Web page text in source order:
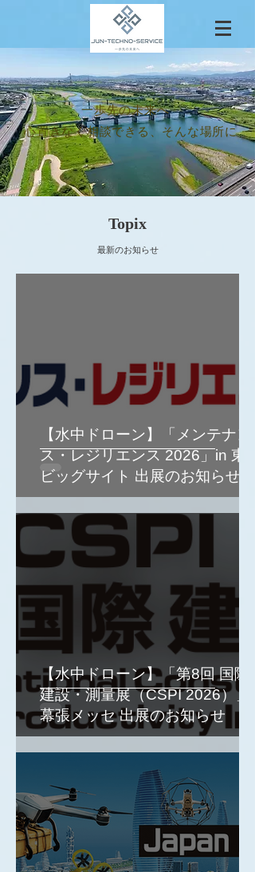
一歩先の未来へ
心置きなく相談できる、そんな場所に
​Topix
最新のお知らせ
【水中ドローン】「メンテナン
ス・レジリエンス 2026」in 東京
ビッグサイト 出展のお知らせ
【水中ドローン】「第8回 国際
建設・測量展（CSPI 2026）」in
幕張メッセ 出展のお知らせ